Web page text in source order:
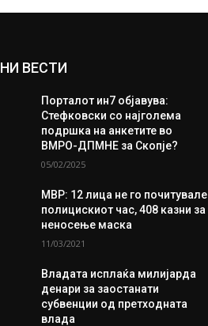
ВЕСТИ
Порталот ин7 објавува:
Стефковски со најголема
подршка на анкетите во
ВМРО-ДПМНЕ за Скопје?
05/02/2025
МВР: 12 лица не го почитувале
полицискиот час, 408 казни за
неносење маска
11/03/2021
Владата исплаќа милијарда
денари за заостанати
субвенции од претходната
влада